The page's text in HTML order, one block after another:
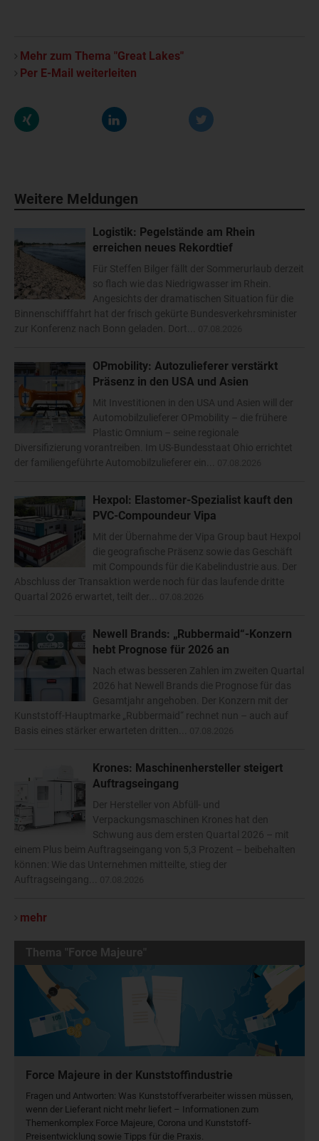
Mehr zum Thema "Great Lakes"
Per E-Mail weiterleiten
Weitere Meldungen
Logistik: Pegelstände am Rhein
erreichen neues Rekordtief
Für Steffen Bilger fällt der Sommerurlaub derzeit
so flach wie das Niedrigwasser im Rhein.
Angesichts der dramatischen Situation für die
Binnenschifffahrt hat der frisch gekürte Bundesverkehrsminister
zur Konferenz nach Bonn geladen. Dort...
OPmobility: Autozulieferer verstärkt
Präsenz in den USA und Asien
Mit Investitionen in den USA und Asien will der
Automobilzulieferer OPmobility – die frühere
Plastic Omnium – seine regionale
Diversifizierung vorantreiben. Im US-Bundesstaat Ohio errichtet
der familiengeführte Automobilzulieferer ein...
Hexpol: Elastomer-Spezialist kauft den
PVC-Compoundeur Vipa
Mit der Übernahme der Vipa Group baut Hexpol
die geografische Präsenz sowie das Geschäft
mit Compounds für die Kabelindustrie aus. Der
Abschluss der Transaktion werde noch für das laufende dritte
Quartal 2026 erwartet, teilt der...
Newell Brands: „Rubbermaid“-Konzern
hebt Prognose für 2026 an
Nach etwas besseren Zahlen im zweiten Quartal
2026 hat Newell Brands die Prognose für das
Gesamtjahr angehoben. Der Konzern mit der
Kunststoff-Hauptmarke „Rubbermaid“ rechnet nun – auch auf
Basis eines stärker erwarteten dritten...
Krones: Maschinenhersteller steigert
Auftragseingang
Der Hersteller von Abfüll- und
Verpackungsmaschinen Krones hat den
Schwung aus dem ersten Quartal 2026 – mit
einem Plus beim Auftragseingang von 5,3 Prozent – beibehalten
können: Wie das Unternehmen mitteilte, stieg der
Auftragseingang...
mehr
Thema "Force Majeure"
Force Majeure in der Kunststoffindustrie
Fragen und Antworten: Was Kunst­stoff­verarbeiter wissen müssen,
wenn der Lieferant nicht mehr liefert – Informationen zum
Themenkomplex Force Majeure, Corona und Kunststoff-
Preisentwicklung sowie Tipps für die Praxis.